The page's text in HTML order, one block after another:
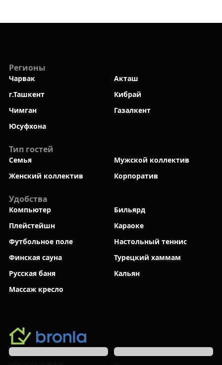
Регионы
Чарвак
Акташ
г.Ташкент
Кибрай
Чимган
Газалкент
Юсуфхона
Тип гостей
Семья
Мужской коллектив
Женский коллектив
Корпоратив
Удобства
Компьютер
Бильярд
Плейстейшн
Караоке
Футбольное поле
Настольный теннис
Финская сауна
Турецкий хаммам
Русская баня
Кальян
Массаж кресло